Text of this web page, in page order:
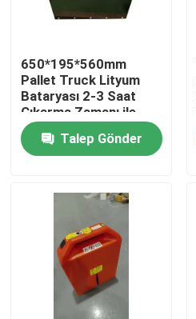
Ürünler
Hakkımızda
650*195*560mm
Pallet Truck Lityum
Bataryası 2-3 Saat
Çıkarma Zamanı ile
İşlemler için
Talep Gönder